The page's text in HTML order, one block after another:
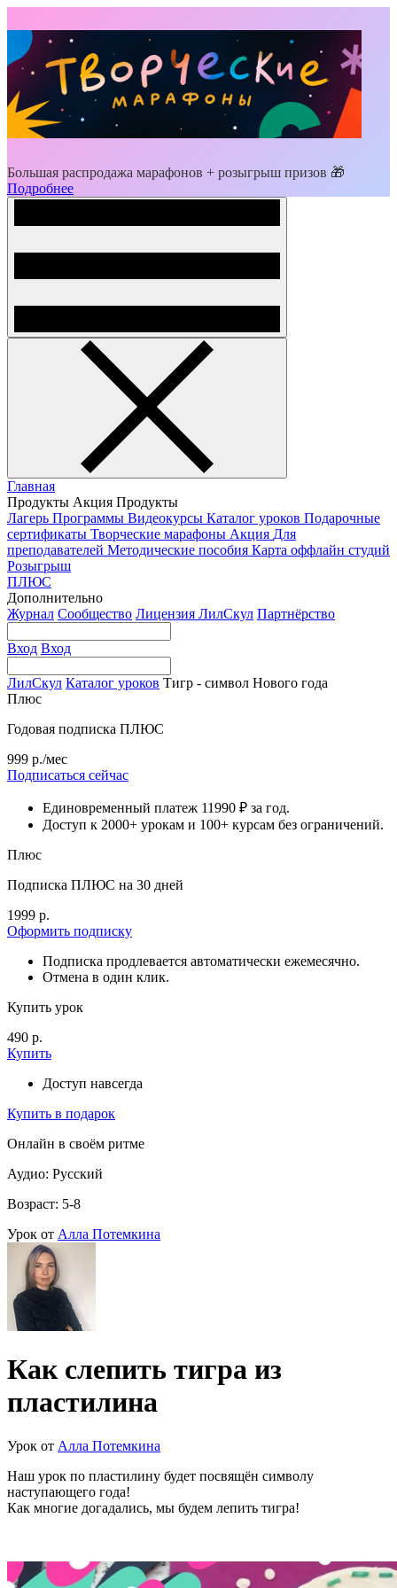
Большая распродажа марафонов + розыгрыш призов 🎁
Подробнее
Главная
Продукты Акция Продукты
Лагерь Программы Видеокурсы Каталог уроков Подарочные
сертификаты Творческие марафоны Акция Для
преподавателей Методические пособия Карта оффлайн студий
Розыгрыш
ПЛЮС
Дополнительно
Журнал Сообщество Лицензия ЛилСкул Партнёрство
Вход Вход
ЛилСкул Каталог уроков Тигр - символ Нового года
Плюс
Годовая подписка ПЛЮС
999 р./мес
Подписаться сейчас
Единовременный платеж 11990 ₽ за год.
Доступ к 2000+ урокам и 100+ курсам без ограничений.
Плюс
Подписка ПЛЮС на 30 дней
1999 р.
Оформить подписку
Подписка продлевается автоматически ежемесячно.
Отмена в один клик.
Купить урок
490 р.
Купить
Доступ навсегда
Купить в подарок
Онлайн в своём ритме
Аудио: Русский
Возраст: 5-8
Урок от Алла Потемкина
Как слепить тигра из
пластилина
Урок от Алла Потемкина
Наш урок по пластилину будет посвящён символу
наступающего года!
Как многие догадались, мы будем лепить тигра!